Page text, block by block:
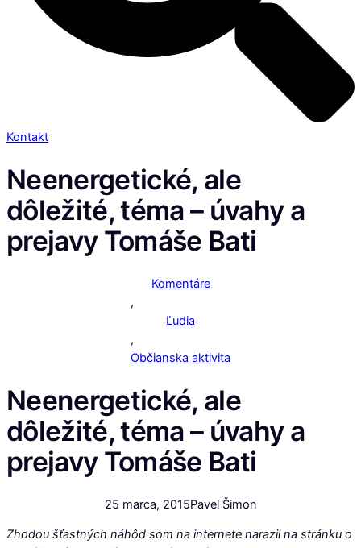
Kontakt
Neenergetické, ale
dôležité, téma – úvahy a
prejavy Tomáše Bati
Komentáre
,
Ľudia
,
Občianska aktivita
Neenergetické, ale
dôležité, téma – úvahy a
prejavy Tomáše Bati
25 marca, 2015Pavel Šimon
Zhodou šťastných náhôd som na internete narazil na stránku o